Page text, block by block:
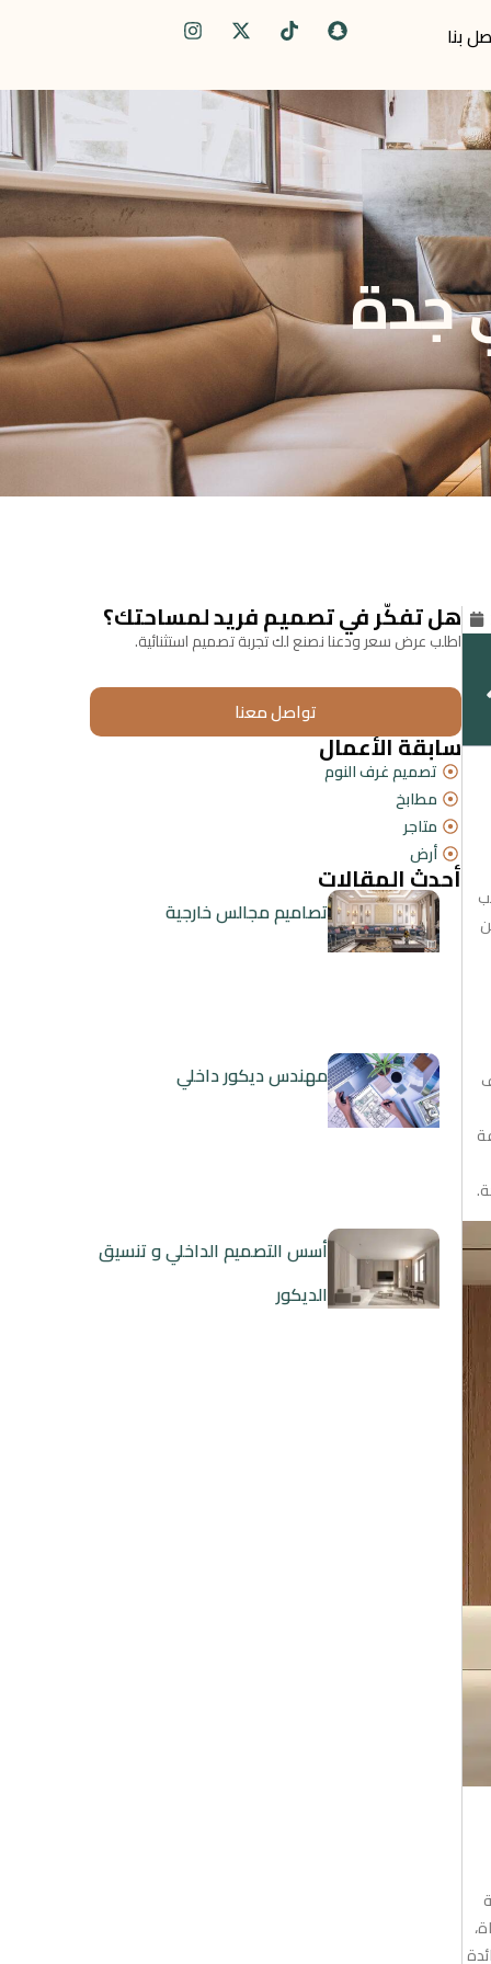
بنا
جدة
هل تفكّر في تصميم فريد لمساحتك؟
اطلب عرض سعر ودعنا نصنع لك تجربة تصميم استثنائية.
تواصل معنا
سابقة الأعمال
تصميم غرف النوم
مطابخ
متاجر
أرض
أحدث المقالات
تصاميم مجالس خارجية
مهندس ديكور داخلي
أسس التصميم الداخلي و تنسيق
الديكور